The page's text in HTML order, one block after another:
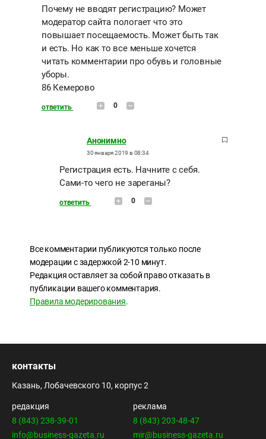
Почему не вводят регистрацию? Может
модератор сайта пологает что это
повышает посещаемость. Может быть так
и есть. Но как то все меньше хочется
читать комментарии про обувь и головные
уборы.
86 Кемерово
ответить 0
Анонимно
30 января 2019 в 08:34
Регистрация есть. Начните с себя.
Сами-то чего не зареганы?
ответить 0
Все комментарии публикуются только после
модерации с задержкой 2-10 минут.
Редакция оставляет за собой право отказать в
публикации вашего комментария.
Правила модерирования.
контакты
Казань, Лобачевского 10, корпус 2
редакция
8 (843) 238-39-01
info@business-gazeta.ru
реклама
8 (843) 203-48-47
mir@business-gazeta.ru